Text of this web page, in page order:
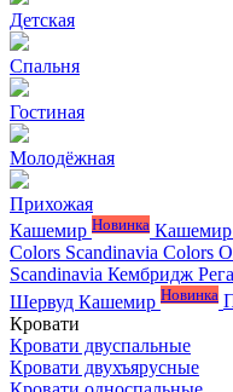
Детская
Спальня
Гостиная
Молодёжная
Прихожая
Кашемир Новинка
Colors Scandinavia Colors
Scandinavia Кембридж
Шервуд Кашемир Новинка
Кровати
Кровати двуспальные
Кровати двухъярусные